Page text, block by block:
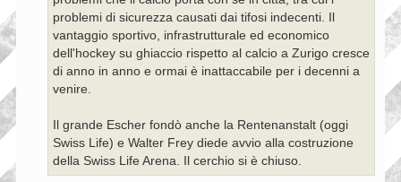
problemi di sicurezza causati dai tifosi indecenti. Il
vantaggio sportivo, infrastrutturale ed economico
dell'hockey su ghiaccio rispetto al calcio a Zurigo cresce
di anno in anno e ormai è inattaccabile per i decenni a
venire.
Il grande Escher fondò anche la Rentenanstalt (oggi
Swiss Life) e Walter Frey diede avvio alla costruzione
della Swiss Life Arena. Il cerchio si è chiuso.